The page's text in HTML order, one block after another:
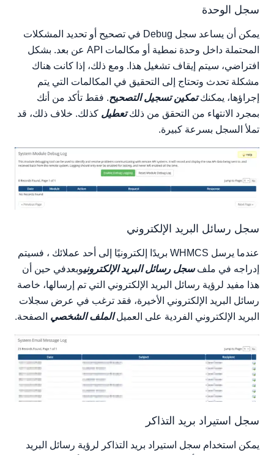
سجل الوحدة
يمكن أن يساعد سجل Debug في تصحيح أو تحديد المشكلات
المحتملة داخل وحدة نمطية أو مكالمات API عن بعد. بشكل
افتراضي، سيتم إيقاف تشغيل هذا. ومع ذلك، إذا كانت هناك
مشكلة تحدث وتحتاج إلى التحقيق في المكالمات التي يتم
إجراؤها، يمكنكتمكين تسجيل التصحيح. فقط تأكد من أنك
بمجرد الانتهاء من التحقق من ذلكتعطيل كذلك. خلاف ذلك، قد
تملأ السجل بسرعة كبيرة.
سجل رسائل البريد الإلكتروني
عندما يرسل WHMCS بريدًا إلكترونيًا إلى أحد عملائك ، فسيتم
إدراجه في ملفسجل رسائل البريد الإلكترونيوبعدفي حين أن
هذا مفيد لرؤية رسائل البريد الإلكتروني التي تم إرسالها، خاصة
رسائل البريد الإلكتروني الأخيرة، فقد ترغب في عرض سجلات
البريد الإلكتروني الفردية على العميلالملف الشخصي الصفحة.
سجل استيراد بريد التذاكر
يمكن استخدام سجل استيراد بريد التذاكر لرؤية رسائل البريد